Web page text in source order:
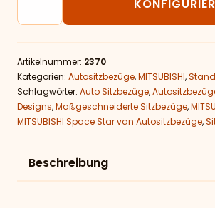
Artikelnummer: 2370
Kategorien: Autositzbezüge,MITSUBISHI,
Schlagwörter: Auto Sitzbezüge,
Designs,Maßgeschneiderte Sitzbezüge,
MITSUBISHI Space Star van Autositzbezüge,
Beschreibung